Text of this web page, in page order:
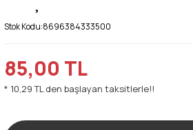
Stok Kodu:8696384333500
85,00 TL
* 10,29 TL den başlayan taksitlerle!!